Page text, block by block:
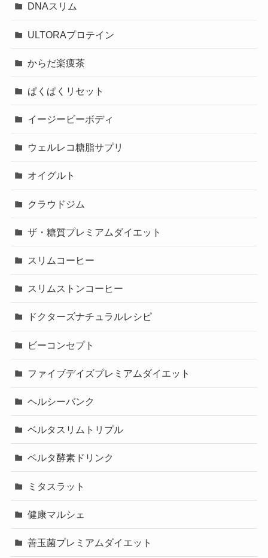
DNAスリム
ULTORAプロテイン
からだ楽痩茶
ぱくぱくリセット
イージービーボディ
ウェルレコ糖脂サプリ
オイグルト
クラウドジム
ザ・糖質プレミアムダイエット
スリムコーヒー
スリムストンコーヒー
ドクターズナチュラルレシピ
ビーコンセプト
ファイブデイズプレミアムダイエット
ヘルシーバンク
ベルタスリムトリプル
ベルタ酵素ドリンク
ミタスラット
健康マルシェ
善玉菌プレミアムダイエット